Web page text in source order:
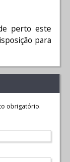
perto este
para
obrigatório.